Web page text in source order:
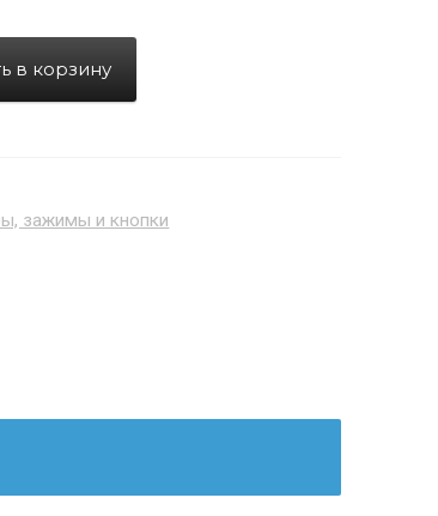
в корзину
зажимы и кнопки